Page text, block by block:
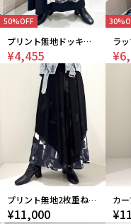
50%OFF
プリント無地ドッキングワイドパンツ
¥4,455
プリント無地2枚重ねパンツ
¥11,000
カー